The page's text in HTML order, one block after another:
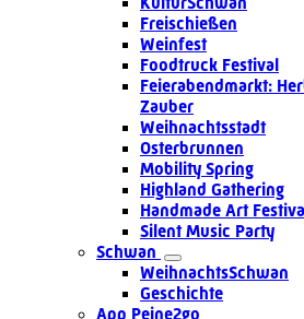
Freischießen
Weinfest
Foodtruck Festival
Feierabendmarkt:
Zauber
Weihnachtsstadt
Osterbrunnen
Mobility Spring
Highland Gathering
Handmade Art
Silent Music Party
Schwan
WeihnachtsSchwan
Geschichte
App Peine2go